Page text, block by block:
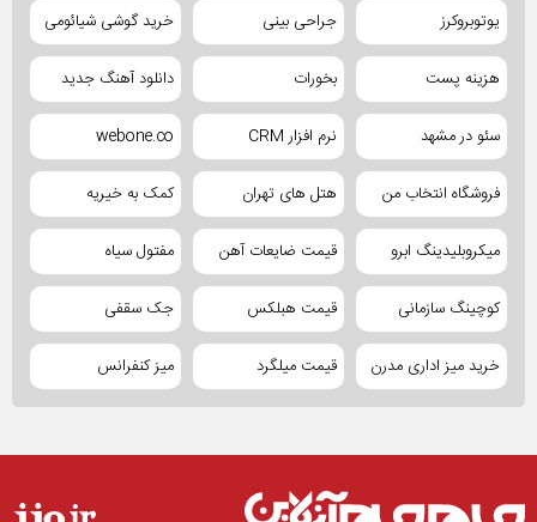
یوتوبروکرز جراحی بینی خرید گوشی شیائومی
هزینه پست بخورات دانلود آهنگ جدید
سئو در مشهد نرم افزار CRM webone.co
فروشگاه انتخاب من هتل های تهران کمک به خیریه
میکروبلیدینگ ابرو قیمت ضایعات آهن مفتول سیاه
کوچینگ سازمانی قیمت هبلکس جک سقفی
خرید میز اداری مدرن قیمت میلگرد میز کنفرانس